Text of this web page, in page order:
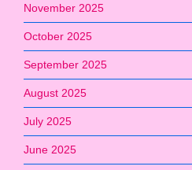
November 2025
October 2025
September 2025
August 2025
July 2025
June 2025